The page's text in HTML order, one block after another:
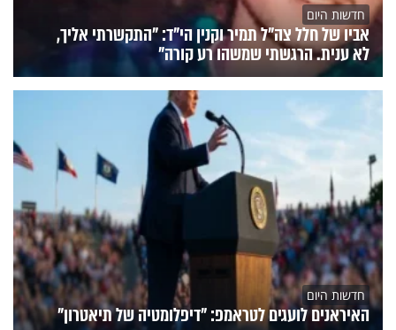
חדשות היום
אביו של חלל צה"ל תמיר וקנין הי"ד: "התקשרתי אליך,
לא ענית. הרגשתי שמשהו רע קורה"
חדשות היום
האיראנים לועגים לטראמפ: "דיפלומטיה של תיאטרון"